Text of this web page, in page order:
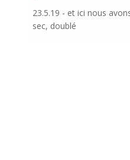
23.5.19 - et ici nous
sec, doublé